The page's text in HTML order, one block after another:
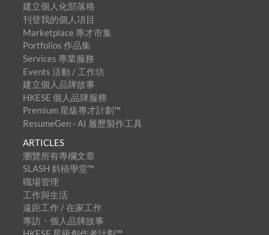
建立個人化部落格
刊登我的個人項目
Marketplace 專才市集
Portfolios 作品集
Services 專業服務
Events 活動 / 工作坊
建立個人品牌故事
HKESE 個人品牌服務
Premium 星級專才計劃™
ResumeGen - AI 履歷製作工具
ARTICLES
瀏覽所有專欄文章
SLASH 斜槓學堂™
職場管理
工作與生活
遠距工作 / 在家工作
專訪・個人品牌故事